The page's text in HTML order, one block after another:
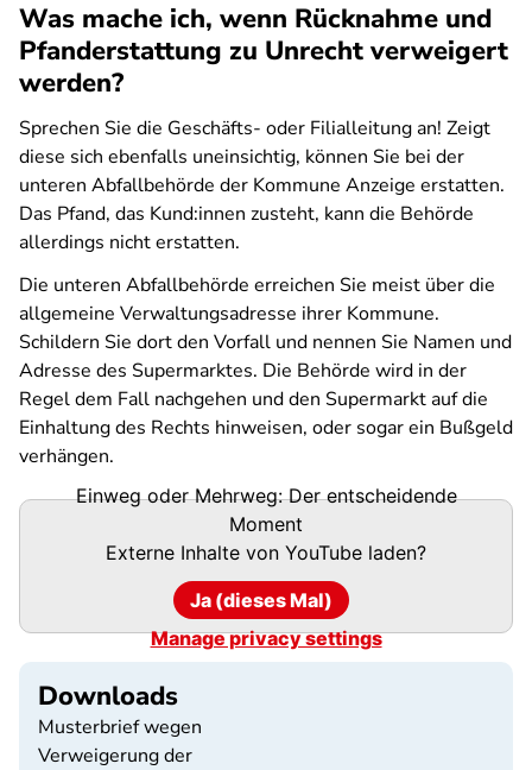
Was mache ich, wenn Rücknahme und
Pfanderstattung zu Unrecht verweigert
werden?
Sprechen Sie die Geschäfts- oder Filialleitung an! Zeigt
diese sich ebenfalls uneinsichtig, können Sie bei der
unteren Abfallbehörde der Kommune Anzeige erstatten.
Das Pfand, das Kund:innen zusteht, kann die Behörde
allerdings nicht erstatten.
Die unteren Abfallbehörde erreichen Sie meist über die
allgemeine Verwaltungsadresse ihrer Kommune.
Schildern Sie dort den Vorfall und nennen Sie Namen und
Adresse des Supermarktes. Die Behörde wird in der
Regel dem Fall nachgehen und den Supermarkt auf die
Einhaltung des Rechts hinweisen, oder sogar ein Bußgeld
verhängen.
Einweg oder Mehrweg: Der entscheidende
Moment
Externe Inhalte von YouTube laden?
Ja (dieses Mal)
Manage privacy settings
Downloads
Musterbrief wegen
Verweigerung der